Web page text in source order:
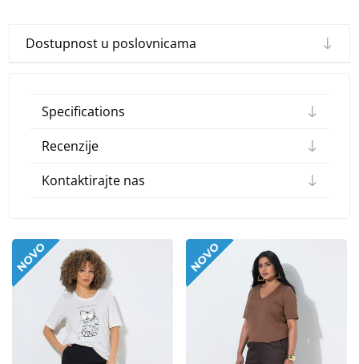
Dostupnost u poslovnicama
Specifications
Recenzije
Kontaktirajte nas